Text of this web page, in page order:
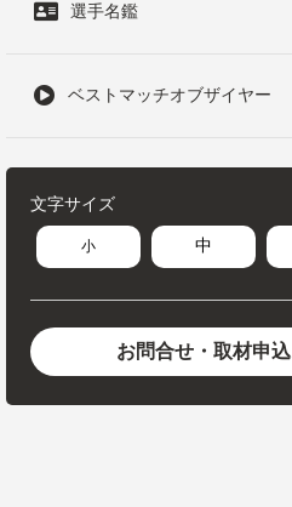
選手名鑑
ベストマッチオブザイヤー
文字サイズ
小 中
お問合せ・取材申込